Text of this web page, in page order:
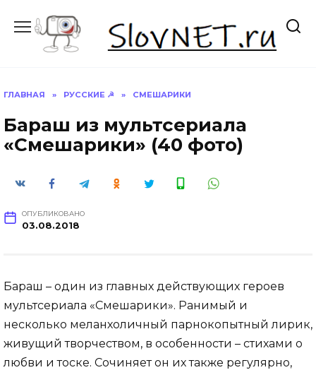
содержанию
ГЛАВНАЯ » РУССКИЕ ☭ » СМЕШАРИКИ
Бараш из мультсериала
«Смешарики» (40 фото)
ОПУБЛИКОВАНО
03.08.2018
Бараш – один из главных действующих героев
мультсериала «Смешарики». Ранимый и
несколько меланхоличный парнокопытный лирик,
живущий творчеством, в особенности – стихами о
любви и тоске. Сочиняет он их также регулярно,